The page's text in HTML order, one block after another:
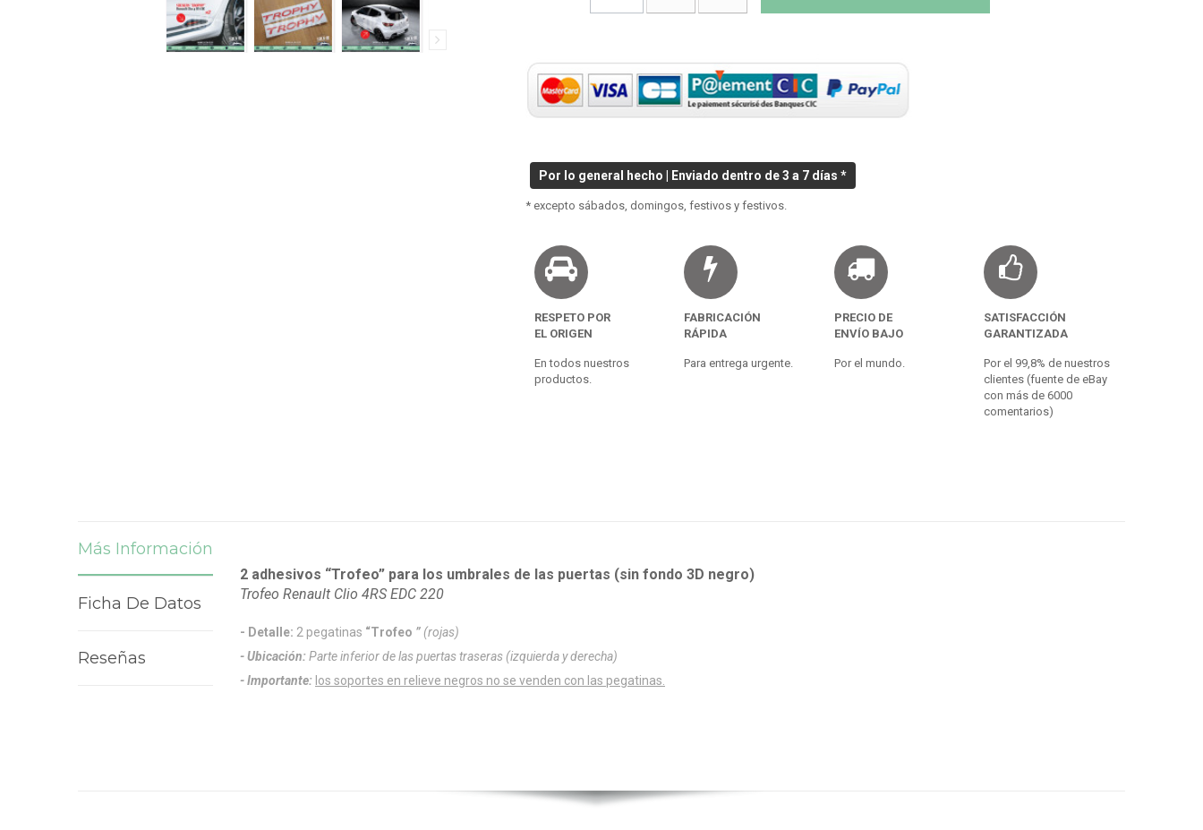
Por lo general hecho | Enviado dentro de 3 a 7 días *
* excepto sábados, domingos, festivos y festivos.
RESPETO POR
EL ORIGEN
En todos nuestros
productos.
FABRICACIÓN
RÁPIDA
Para entrega urgente.
PRECIO DE
ENVÍO BAJO
Por el mundo.
SATISFACCIÓN
GARANTIZADA
Por el 99,8% de nuestros
clientes (fuente de eBay
con más de 6000
comentarios)
Más Información
Ficha De Datos
Reseñas
2 adhesivos “Trofeo” para los umbrales de las puertas (sin fondo 3D negro)
Trofeo Renault Clio 4RS EDC 220
- Detalle: 2 pegatinas “Trofeo ” (rojas)
- Ubicación:Parte inferior de las puertas traseras (izquierda y derecha)
- Importante: los soportes en relieve negros no se venden con las pegatinas.